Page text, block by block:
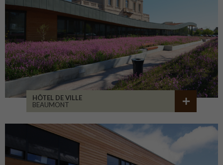
HÔTEL DE VILLE
BEAUMONT